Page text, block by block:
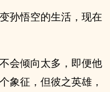
孙悟空的生活，现在
会倾向太多，即便他
象征，但彼之英雄，